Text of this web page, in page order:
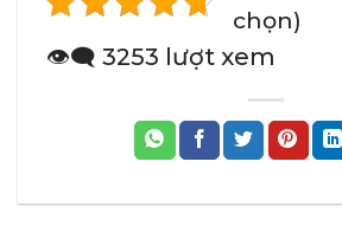
chọn)
👁️‍🗨️ 3253 lượt xem